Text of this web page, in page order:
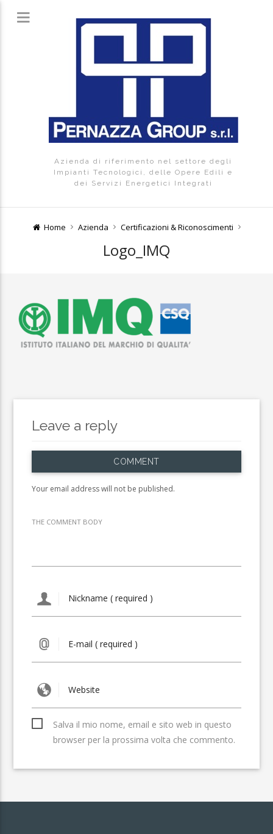
Azienda di riferimento nel settore degli
Impianti Tecnologici, delle Opere Edili e
dei Servizi Energetici Integrati
Home Azienda Certificazioni & Riconoscimenti
Logo_IMQ
Leave a reply
COMMENT
Your email address will not be published.
THE COMMENT BODY
Salva il mio nome, email e sito web in questo
browser per la prossima volta che commento.